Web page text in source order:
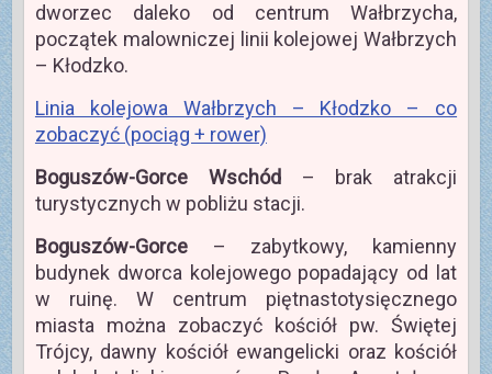
dworzec daleko od centrum Wałbrzycha,
początek malowniczej linii kolejowej Wałbrzych
– Kłodzko.
Linia kolejowa Wałbrzych – Kłodzko – co
zobaczyć (pociąg + rower)
Boguszów-Gorce Wschód– brak atrakcji
turystycznych w pobliżu stacji.
Boguszów-Gorce– zabytkowy, kamienny
budynek dworca kolejowego popadający od lat
w ruinę. W centrum piętnastotysięcznego
miasta można zobaczyć kościół pw. Świętej
Trójcy, dawny kościół ewangelicki oraz kościół